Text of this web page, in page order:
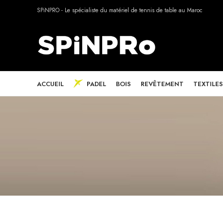
SPiNPRO - Le spécialiste du matériel de tennis de table au Maroc
ACCUEIL PADEL BOIS REVÊTEMENT TEXTILES